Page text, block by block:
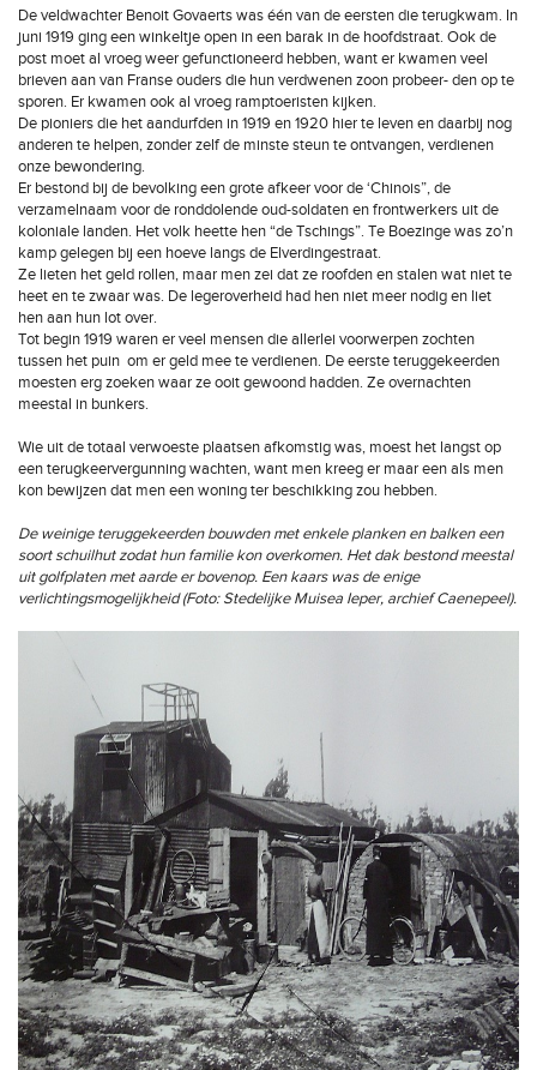
De veldwachter Benoit Govaerts was één van de eersten die terugkwam. In
juni 1919 ging een winkeltje open in een barak in de hoofdstraat. Ook de
post moet al vroeg weer gefunctioneerd hebben, want er kwamen veel
brieven aan van Franse ouders die hun verdwenen zoon probeer- den op te
sporen. Er kwamen ook al vroeg ramptoeristen kijken.
De pioniers die het aandurfden in 1919 en 1920 hier te leven en daarbij nog
anderen te helpen, zonder zelf de minste steun te ontvangen, verdienen
onze bewondering.
Er bestond bij de bevolking een grote afkeer voor de ‘Chinois”, de
verzamelnaam voor de ronddolende oud-soldaten en frontwerkers uit de
koloniale landen. Het volk heette hen “de Tschings”. Te Boezinge was zo’n
kamp gelegen bij een hoeve langs de Elverdingestraat.
Ze lieten het geld rollen, maar men zei dat ze roofden en stalen wat niet te
heet en te zwaar was. De legeroverheid had hen niet meer nodig en liet
hen aan hun lot over.
Tot begin 1919 waren er veel mensen die allerlei voorwerpen zochten
tussen het puin om er geld mee te verdienen. De eerste teruggekeerden
moesten erg zoeken waar ze ooit gewoond hadden. Ze overnachten
meestal in bunkers.
Wie uit de totaal verwoeste plaatsen afkomstig was, moest het langst op
een terugkeervergunning wachten, want men kreeg er maar een als men
kon bewijzen dat men een woning ter beschikking zou hebben.
De weinige teruggekeerden bouwden met enkele planken en balken een
soort schuilhut zodat hun familie kon overkomen. Het dak bestond meestal
uit golfplaten met aarde er bovenop. Een kaars was de enige
verlichtingsmogelijkheid (Foto: Stedelijke Muisea Ieper, archief Caenepeel).